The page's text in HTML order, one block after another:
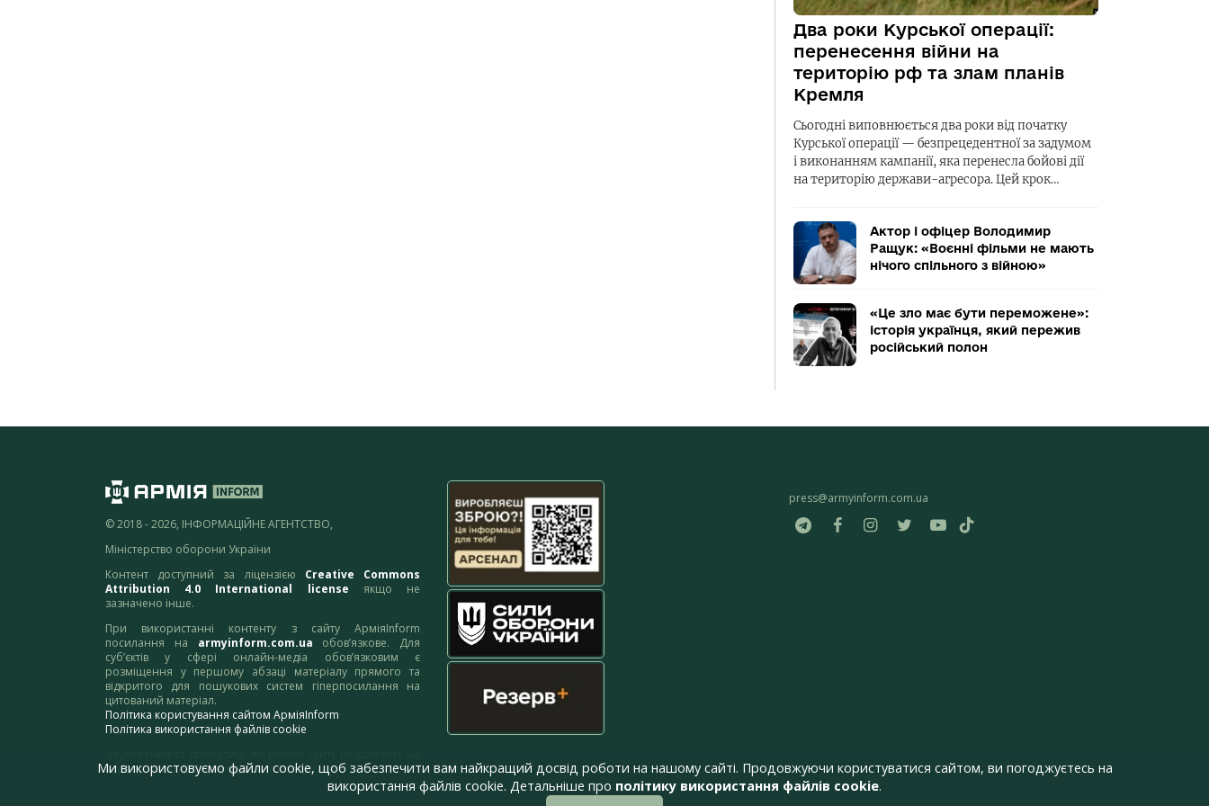
Два роки Курської операції:
перенесення війни на
територію рф та злам планів
Кремля
Сьогодні виповнюється два роки від початку
Курської операції — безпрецедентної за задумом
і виконанням кампанії, яка перенесла бойові дії
на територію держави-агресора. Цей крок…
Актор і офіцер Володимир
Ращук: «Воєнні фільми не мають
нічого спільного з війною»
«Це зло має бути переможене»:
історія українця, який пережив
російський полон
© 2018 - 2026, ІНФОРМАЦІЙНЕ АГЕНТСТВО,
Міністерство оборони України
Контент доступний за ліцензією Creative Commons
Attribution 4.0 International license якщо не
зазначено інше.
При використанні контенту з сайту АрміяInform
посилання на armyinform.com.ua обов’язкове. Для
суб’єктів у сфері онлайн-медіа обов’язковим є
розміщення у першому абзаці матеріалу прямого та
відкритого для пошукових систем гіперпосилання на
цитований матеріал.
Політика користування сайтом АрміяInform
Політика використання файлів cookie
адресу:webmaster@armyinform.com.ua
press@armyinform.com.ua
Ми використовуємо файли cookie, щоб забезпечити вам найкращий досвід роботи на нашому сайті. Продовжуючи користуватися сайтом, ви погоджуєтесь на
використання файлів cookie. Детальніше про політику використання файлів cookie.